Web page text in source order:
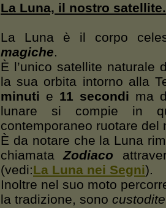
La Luna, il nostro
La Luna è il corpo
magiche.
È l’unico satellite naturale
la sua orbita intorno alla
minuti e 11 secondi ma
lunare si compie in
contemporaneo ruotare del
È da notare che la Luna
chiamataZodiaco
(vedi:La Luna nei Segni).
Inoltre nel suo moto
la tradizione, sono custodite